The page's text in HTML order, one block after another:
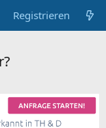
Registrieren